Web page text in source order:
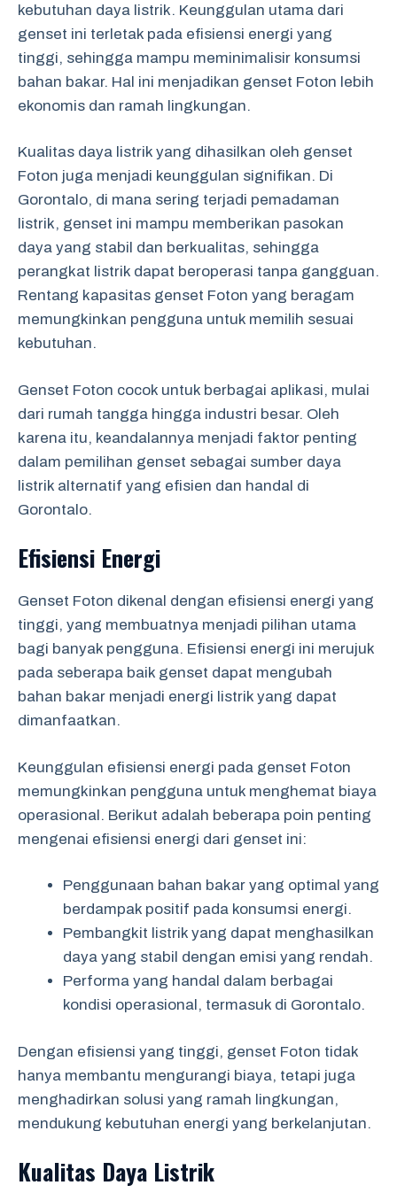
kebutuhan daya listrik. Keunggulan utama dari
genset ini terletak pada efisiensi energi yang
tinggi, sehingga mampu meminimalisir konsumsi
bahan bakar. Hal ini menjadikan genset Foton lebih
ekonomis dan ramah lingkungan.
Kualitas daya listrik yang dihasilkan oleh genset
Foton juga menjadi keunggulan signifikan. Di
Gorontalo, di mana sering terjadi pemadaman
listrik, genset ini mampu memberikan pasokan
daya yang stabil dan berkualitas, sehingga
perangkat listrik dapat beroperasi tanpa gangguan.
Rentang kapasitas genset Foton yang beragam
memungkinkan pengguna untuk memilih sesuai
kebutuhan.
Genset Foton cocok untuk berbagai aplikasi, mulai
dari rumah tangga hingga industri besar. Oleh
karena itu, keandalannya menjadi faktor penting
dalam pemilihan genset sebagai sumber daya
listrik alternatif yang efisien dan handal di
Gorontalo.
Efisiensi Energi
Genset Foton dikenal dengan efisiensi energi yang
tinggi, yang membuatnya menjadi pilihan utama
bagi banyak pengguna. Efisiensi energi ini merujuk
pada seberapa baik genset dapat mengubah
bahan bakar menjadi energi listrik yang dapat
dimanfaatkan.
Keunggulan efisiensi energi pada genset Foton
memungkinkan pengguna untuk menghemat biaya
operasional. Berikut adalah beberapa poin penting
mengenai efisiensi energi dari genset ini:
Penggunaan bahan bakar yang optimal yang
berdampak positif pada konsumsi energi.
Pembangkit listrik yang dapat menghasilkan
daya yang stabil dengan emisi yang rendah.
Performa yang handal dalam berbagai
kondisi operasional, termasuk di Gorontalo.
Dengan efisiensi yang tinggi, genset Foton tidak
hanya membantu mengurangi biaya, tetapi juga
menghadirkan solusi yang ramah lingkungan,
mendukung kebutuhan energi yang berkelanjutan.
Kualitas Daya Listrik